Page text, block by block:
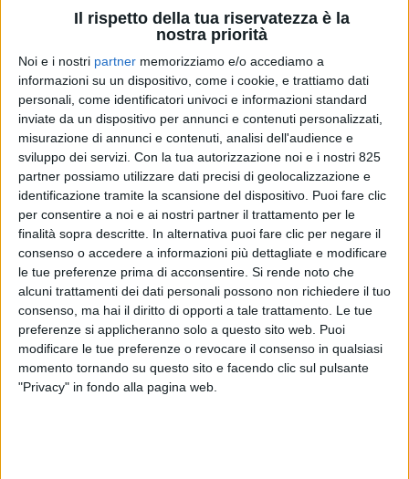
Il rispetto della tua riservatezza è la
nostra priorità
Noi e i nostri partner memorizziamo e/o accediamo a
informazioni su un dispositivo, come i cookie, e trattiamo dati
personali, come identificatori univoci e informazioni standard
inviate da un dispositivo per annunci e contenuti personalizzati,
misurazione di annunci e contenuti, analisi dell'audience e
sviluppo dei servizi. Con la tua autorizzazione noi e i nostri 825
partner possiamo utilizzare dati precisi di geolocalizzazione e
identificazione tramite la scansione del dispositivo. Puoi fare clic
per consentire a noi e ai nostri partner il trattamento per le
finalità sopra descritte. In alternativa puoi fare clic per negare il
consenso o accedere a informazioni più dettagliate e modificare
le tue preferenze prima di acconsentire. Si rende noto che
alcuni trattamenti dei dati personali possono non richiedere il tuo
consenso, ma hai il diritto di opporti a tale trattamento. Le tue
preferenze si applicheranno solo a questo sito web. Puoi
modificare le tue preferenze o revocare il consenso in qualsiasi
momento tornando su questo sito e facendo clic sul pulsante
"Privacy" in fondo alla pagina web.
Attacco hacker al ‘nuovo’
magazzino Benetton per l’e-
commerce
LE ALTRE NEWS 25 GENNAIO 2023